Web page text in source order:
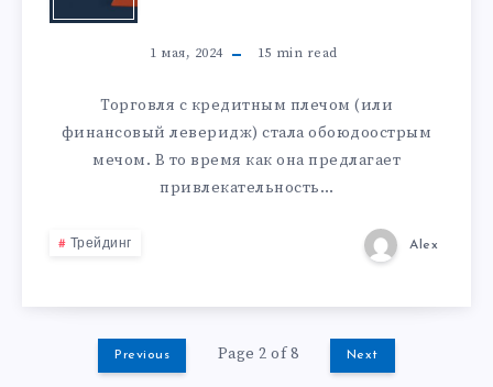
1 мая, 2024 15 min read
Торговля с кредитным плечом (или
финансовый леверидж) стала обоюдоострым
мечом. В то время как она предлагает
привлекательность…
Трейдинг Alex
Previous Page 2 of 8 Next